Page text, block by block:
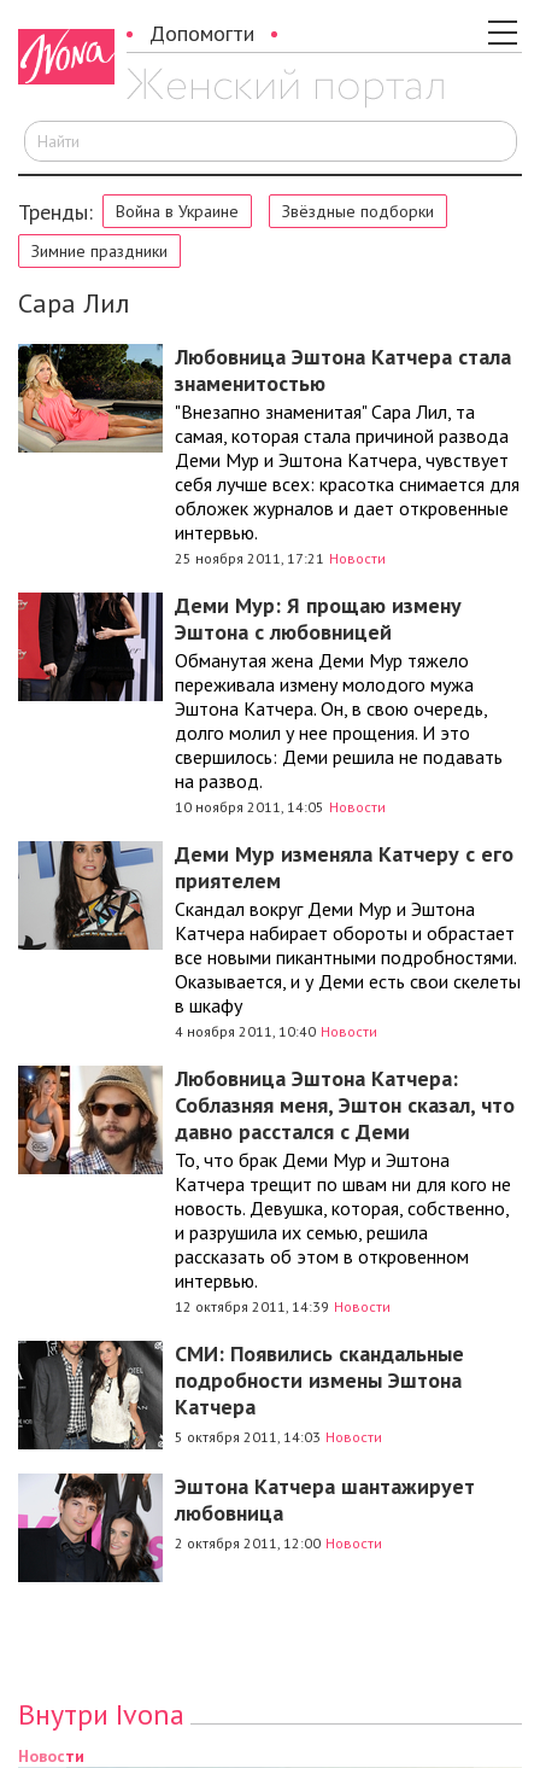
Допомогти
Тренды: Война в Украине
Звёздные подборки
Зимние праздники
Сара Лил
Любовница Эштона Катчера стала
знаменитостью
"Внезапно знаменитая" Сара Лил, та
самая, которая стала причиной развода
Деми Мур и Эштона Катчера, чувствует
себя лучше всех: красотка снимается для
обложек журналов и дает откровенные
интервью.
25 ноября 2011, 17:21 Новости
Деми Мур: Я прощаю измену
Эштона с любовницей
Обманутая жена Деми Мур тяжело
переживала измену молодого мужа
Эштона Катчера. Он, в свою очередь,
долго молил у нее прощения. И это
свершилось: Деми решила не подавать
на развод.
10 ноября 2011, 14:05 Новости
Деми Мур изменяла Катчеру с его
приятелем
Скандал вокруг Деми Мур и Эштона
Катчера набирает обороты и обрастает
все новыми пикантными подробностями.
Оказывается, и у Деми есть свои скелеты
в шкафу
4 ноября 2011, 10:40 Новости
Любовница Эштона Катчера:
Соблазняя меня, Эштон сказал, что
давно расстался с Деми
То, что брак Деми Мур и Эштона
Катчера трещит по швам ни для кого не
новость. Девушка, которая, собственно,
и разрушила их семью, решила
рассказать об этом в откровенном
интервью.
12 октября 2011, 14:39 Новости
СМИ: Появились скандальные
подробности измены Эштона
Катчера
5 октября 2011, 14:03 Новости
Эштона Катчера шантажирует
любовница
2 октября 2011, 12:00 Новости
Внутри Ivona
Новости